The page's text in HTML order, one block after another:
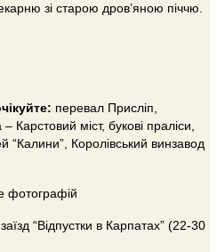
зі старою дров’яною піччю.
перевал Присліп,
Карстовий міст, букові праліси,
Королівський винзавод
фотографій
“Відпустки в Карпатах” (22-30